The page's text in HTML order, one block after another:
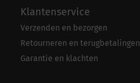
Klantenservice
Verzenden en bezorgen
Retourneren en terugbetalingen
Garantie en klachten